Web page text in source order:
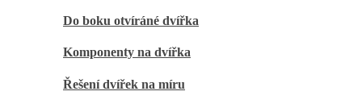
Do boku otvíráné dvířka
Komponenty na dvířka
Řešení dvířek na míru